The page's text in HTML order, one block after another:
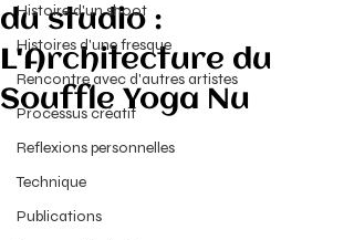
Histoire d'un shoot
Histoires d'une fresque
Rencontre avec d'autres artistes
Processus créatif
Reflexions personnelles
Technique
Publications
du studio :
L'Architecture du
Souffle Yoga Nu